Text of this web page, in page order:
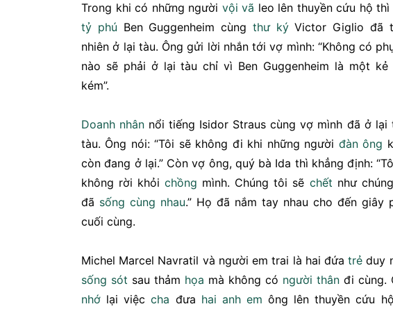
Trong khi có những người vội vã leo lên thuyền cứu hộ thì
tỷ phú Ben Guggenheim cùng thư kýVictor Giglio đã
nhiên ở lại tàu. Ông gửi lời nhắn tới vợ mình: “Không có
nào sẽ phải ở lại tàu chỉ vì Ben Guggenheim là một kẻ
kém”.
Doanh nhân nổi tiếng Isidor Straus cùng vợ mình đã ở lại
tàu. Ông nói: “Tôi sẽ không đi khi những người đàn ông
còn đang ở lại.” Còn vợ ông, quý bà Ida thì khẳng định:
không rời khỏichồng mình. Chúng tôi sẽ chết như
đã sống cùng nhau.” Họ đã nắm tay nhau cho đến giây
cuối cùng.
Michel Marcel Navratil và người em trai là hai đứatrẻ duy
sống sót sau thảm họa mà không có người thânđi cùng.
nhớ lại việccha đưa hai anh em ông lên thuyền cứu